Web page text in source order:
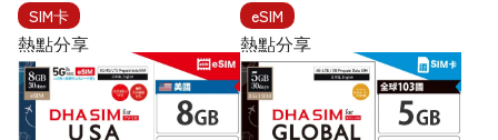
SIM卡
熱點分享
eSIM
熱點分享